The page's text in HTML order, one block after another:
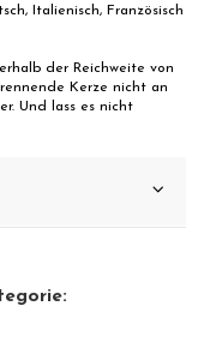
Italienisch, Französisch
der Reichweite von
Kerze nicht an
Und lass es nicht